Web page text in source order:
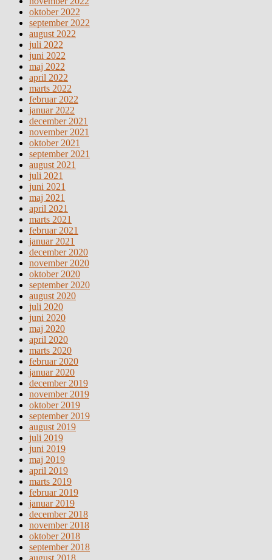
oktober 2022
september 2022
august 2022
juli 2022
juni 2022
maj 2022
april 2022
marts 2022
februar 2022
januar 2022
december 2021
november 2021
oktober 2021
september 2021
august 2021
juli 2021
juni 2021
maj 2021
april 2021
marts 2021
februar 2021
januar 2021
december 2020
november 2020
oktober 2020
september 2020
august 2020
juli 2020
juni 2020
maj 2020
april 2020
marts 2020
februar 2020
januar 2020
december 2019
november 2019
oktober 2019
september 2019
august 2019
juli 2019
juni 2019
maj 2019
april 2019
marts 2019
februar 2019
januar 2019
december 2018
november 2018
oktober 2018
september 2018
august 2018